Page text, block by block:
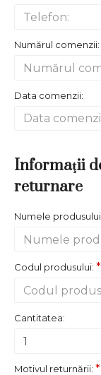
Numărul comenzii:
Data comenzii:
Informaţii
returnare
Numele
Codul produsului:
Cantitatea:
Motivul returnării: